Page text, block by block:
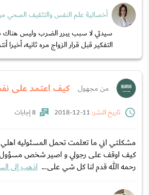
أخصائية علم النفس والتثقيف الصحي
سيدتي لا سبب يبرر الضرب وليس هناك
التفكير قبل قرار الزواج مره ثانيه،
من مجهول كيف اعتمد على
تاريخ النشر:
8 إجابات
مشكلتي اني ما تعلمت تحمل المسئوليه اهلي
كيف اوقف على رجولي و اصير شخص مسؤول
رحمه الله قدم لنا كل شي على... اذهب إلى